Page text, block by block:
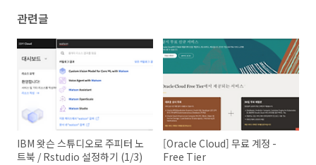
관련글
IBM 왓슨 스튜디오로 주피터 노
트북 / Rstudio 설정하기 (1/3)
[Oracle Cloud] 무료 계정 -
Free Tier